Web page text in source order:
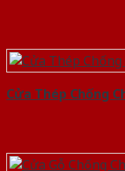
Cửa Thép Chống